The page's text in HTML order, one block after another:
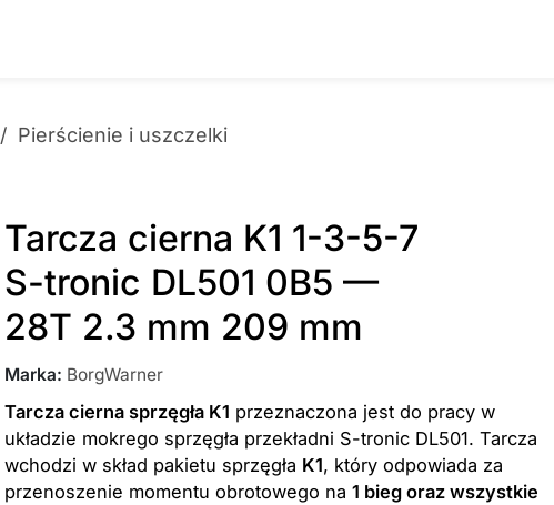
/ Pierścienie i uszczelki
Tarcza cierna K1 1-3-5-7
S-tronic DL501 0B5 —
28T 2.3 mm 209 mm
Marka: BorgWarner
Tarcza cierna sprzęgła K1 przeznaczona jest do pracy w
układzie mokrego sprzęgła przekładni S-tronic DL501. Tarcza
wchodzi w skład pakietu sprzęgła K1, który odpowiada za
przenoszenie momentu obrotowego na1 bieg oraz wszystkie